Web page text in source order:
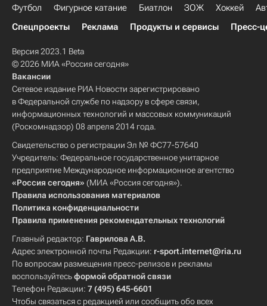
Футбол Фигурное катание Биатлон ЗОЖ Хоккей
Спецпроекты
Реклама Продукты и сервисы Пресс-
Версия 2023.1 Beta
© 2026 МИА «Россия сегодня»
Вакансии
Сетевое издание РИА Новости зарегистрировано
в Федеральной службе по надзору в сфере связи,
информационных технологий и массовых коммуникаций
(Роскомнадзор) 08 апреля 2014 года.
Свидетельство о регистрации Эл № ФС77-57640
Учредитель: Федеральное государственное унитарное
предприятие Международное информационное агентство
«Россия сегодня» (МИА «Россия сегодня»).
Правила использования материалов
Политика конфиденциальности
Правила применения рекомендательных технологий
Главный редактор: Гаврилова А.В.
Адрес электронной почты Редакции: r-sport.internet@ria.ru
По вопросам размещения пресс-релизов и рекламы
воспользуйтесьформой обратной связи
Телефон Редакции: 7 (495) 645-6601
Чтобы связаться с редакцией или сообщить обо всех